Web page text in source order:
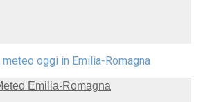
meteo oggi in Emilia-Romagna